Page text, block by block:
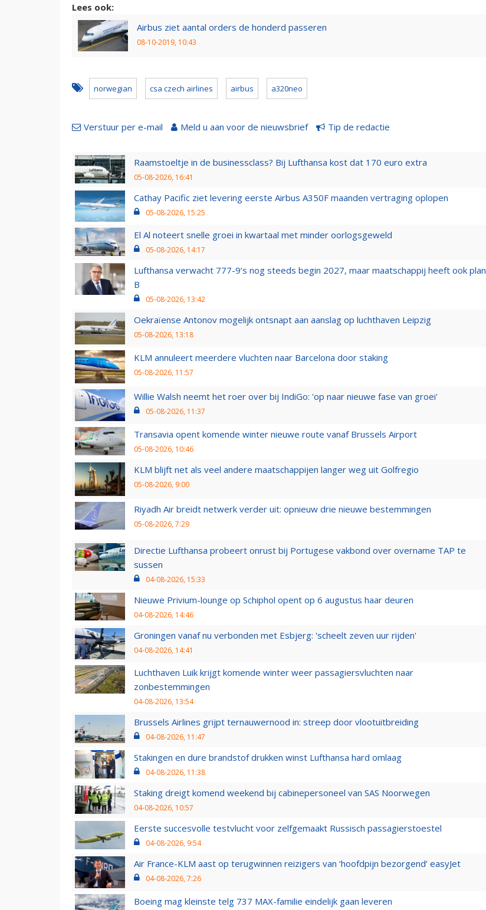
Lees ook:
Airbus ziet aantal orders de honderd passeren
08-10-2019, 10:43
norwegian csa czech airlines airbus a320neo
Verstuur per e-mail Meld u aan voor de nieuwsbrief Tip de redactie
Raamstoeltje in de businessclass? Bij Lufthansa kost dat 170 euro extra
05-08-2026, 16:41
Cathay Pacific ziet levering eerste Airbus A350F maanden vertraging oplopen
05-08-2026, 15:25
El Al noteert snelle groei in kwartaal met minder oorlogsgeweld
05-08-2026, 14:17
Lufthansa verwacht 777-9’s nog steeds begin 2027, maar maatschappij heeft ook plan
B
05-08-2026, 13:42
Oekraïense Antonov mogelijk ontsnapt aan aanslag op luchthaven Leipzig
05-08-2026, 13:18
KLM annuleert meerdere vluchten naar Barcelona door staking
05-08-2026, 11:57
Willie Walsh neemt het roer over bij IndiGo: 'op naar nieuwe fase van groei'
05-08-2026, 11:37
Transavia opent komende winter nieuwe route vanaf Brussels Airport
05-08-2026, 10:46
KLM blijft net als veel andere maatschappijen langer weg uit Golfregio
05-08-2026, 9:00
Riyadh Air breidt netwerk verder uit: opnieuw drie nieuwe bestemmingen
05-08-2026, 7:29
Directie Lufthansa probeert onrust bij Portugese vakbond over overname TAP te
sussen
04-08-2026, 15:33
Nieuwe Privium-lounge op Schiphol opent op 6 augustus haar deuren
04-08-2026, 14:46
Groningen vanaf nu verbonden met Esbjerg: 'scheelt zeven uur rijden'
04-08-2026, 14:41
Luchthaven Luik krijgt komende winter weer passagiersvluchten naar
zonbestemmingen
04-08-2026, 13:54
Brussels Airlines grijpt ternauwernood in: streep door vlootuitbreiding
04-08-2026, 11:47
Stakingen en dure brandstof drukken winst Lufthansa hard omlaag
04-08-2026, 11:38
Staking dreigt komend weekend bij cabinepersoneel van SAS Noorwegen
04-08-2026, 10:57
Eerste succesvolle testvlucht voor zelfgemaakt Russisch passagierstoestel
04-08-2026, 9:54
Air France-KLM aast op terugwinnen reizigers van ‘hoofdpijn bezorgend’ easyJet
04-08-2026, 7:26
Boeing mag kleinste telg 737 MAX-familie eindelijk gaan leveren